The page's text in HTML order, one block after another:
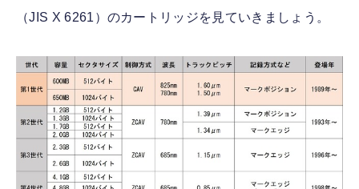
（JIS X 6261）のカートリッジを見ていきましょう。